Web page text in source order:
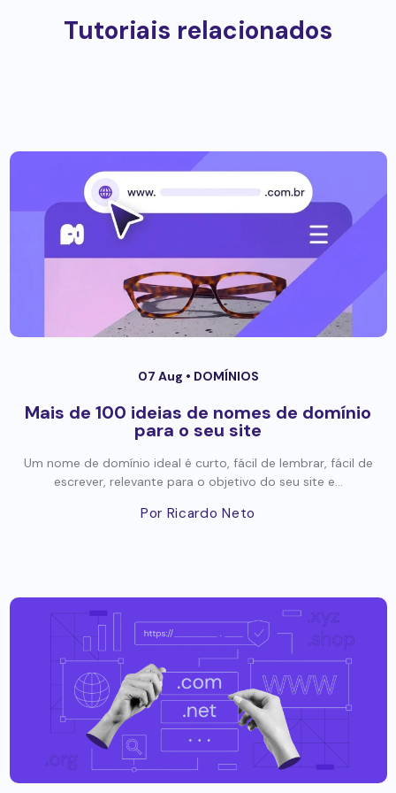
Tutoriais relacionados
07 Aug • DOMÍNIOS
Mais de 100 ideias de nomes de domínio
para o seu site
Um nome de domínio ideal é curto, fácil de lembrar, fácil de
escrever, relevante para o objetivo do seu site e...
Por Ricardo Neto